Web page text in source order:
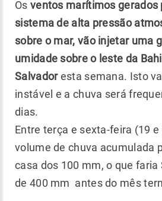
Os ventos marítimos gerados
sistema de alta pressão
sobre o mar, vão injetar uma
umidade sobre o leste da
Salvadoresta semana. Isto
instável e a chuva será
dias.
Entre terça e sexta-feira (19 e
volume de chuva acumulada
casa dos 100 mm, o que faria
de 400 mm antes do mês